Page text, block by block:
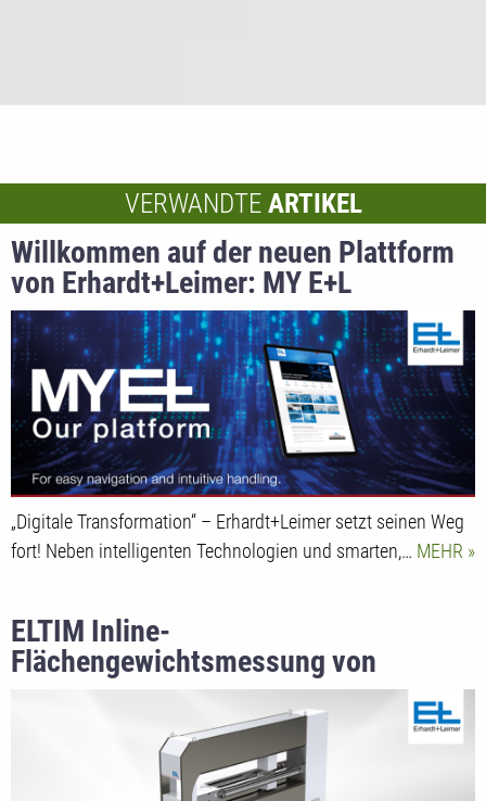
VERWANDTE ARTIKEL
Willkommen auf der neuen Plattform
von Erhardt+Leimer: MY E+L
„Digitale Transformation“ – Erhardt+Leimer setzt seinen Weg
fort! Neben intelligenten Technologien und smarten,… MEHR
ELTIM Inline-
Flächengewichtsmessung von